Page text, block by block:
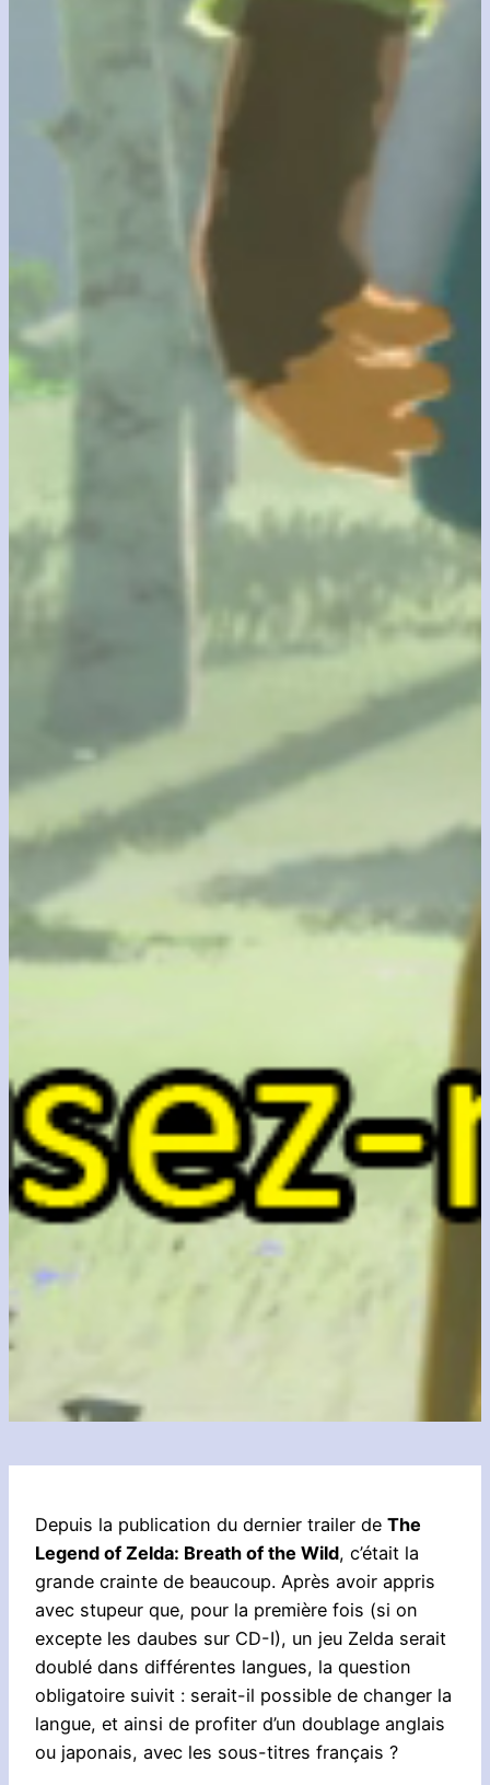
Depuis la publication du dernier trailer de The
Legend of Zelda: Breath of the Wild, c’était la
grande crainte de beaucoup. Après avoir appris
avec stupeur que, pour la première fois (si on
excepte les daubes sur CD-I), un jeu Zelda serait
doublé dans différentes langues, la question
obligatoire suivit : serait-il possible de changer la
langue, et ainsi de profiter d’un doublage anglais
ou japonais, avec les sous-titres français ?